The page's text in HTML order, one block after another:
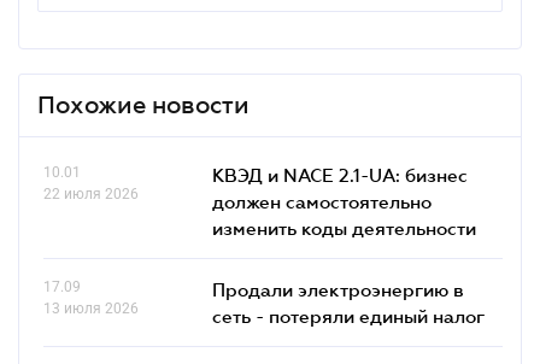
Похожие новости
10.01
22 июля 2026
КВЭД и NACE 2.1-UA: бизнес
должен самостоятельно
изменить коды деятельности
17.09
13 июля 2026
Продали электроэнергию в
сеть - потеряли единый налог